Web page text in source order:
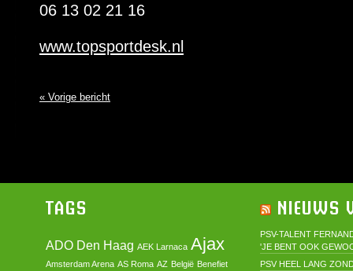
06 13 02 21 16
www.topsportdesk.nl
« Vorige bericht
TAGS
ADO Den Haag AEK Larnaca Ajax
Amsterdam Arena AS Roma AZ België Benefiet
NIEUWS
PSV-TALENT
'JE BENT OOK
PSV HEEL LANG